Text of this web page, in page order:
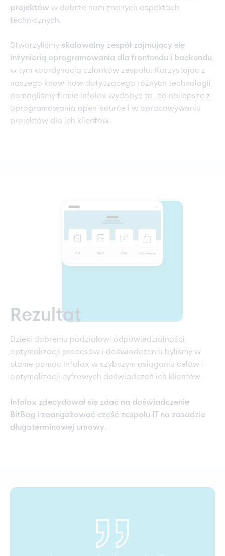
projektów w dobrze nam znanych aspektach
technicznych.
Stworzyliśmy skalowalny zespół zajmujący się
inżynierią oprogramowania dla frontendu i backendu,
w tym koordynacją członków zespołu. Korzystając z
naszego know-how dotyczącego różnych technologii,
pomogliśmy firmie Infolox wydobyć to, co najlepsze z
oprogramowania open-source i w opracowywaniu
projektów dla ich klientów.
Rezultat
Dzięki dobremu podziałowi odpowiedzialności,
optymalizacji procesów i doświadczeniu byliśmy w
stanie pomóc Infolox w szybszym osiąganiu celów i
optymalizacji cyfrowych doświadczeń ich klientów.
Infolox zdecydował się zdać na doświadczenie
BitBag i zaangażować część zespołu IT na zasadzie
długoterminowej umowy.